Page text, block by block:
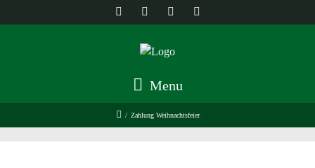
Menu
/ Zahlung Weihnachtsfeier